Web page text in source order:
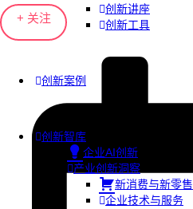
创新讲座
创新工具
创新案例
创新智库
企业AI创新
产业创新洞察
新消费与新零售
企业技术与服务
+ 关注